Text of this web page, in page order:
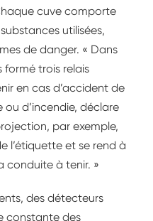
cuve comporte
utilisées,
de danger. « Dans
formé trois relais
en cas d’accident de
d’incendie, déclare
par exemple,
l’étiquette et se rend à
conduite à tenir. »
des détecteurs
constante des